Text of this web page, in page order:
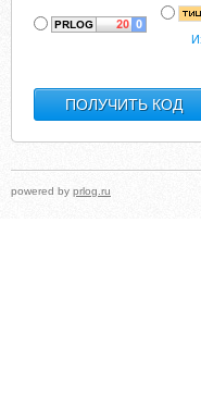
powered by prlog.ru